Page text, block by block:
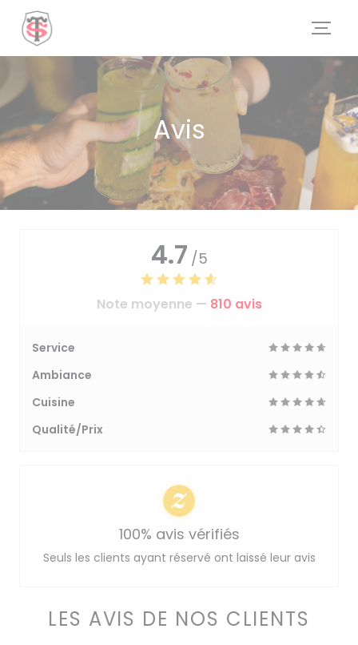
Personnalisation de vos choix en matière de cookies
Avis
LES AVIS DE NOS CLIENTS
4.7 /5
Note moyenne — 810 avis
Service
Ambiance
Cuisine
Qualité/Prix
100% avis vérifiés
Seuls les clients ayant réservé ont laissé leur avis